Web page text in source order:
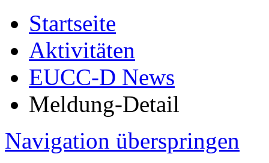
Startseite
Aktivitäten
EUCC-D News
Meldung-Detail
Navigation überspringen